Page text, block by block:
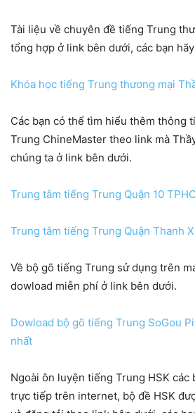
Tài liệu về chuyên đề tiếng Trung
tổng hợp ở link bên dưới, các bạn
Khóa học tiếng Trung thương mại
Các bạn có thể tìm hiểu thêm thông
Trung ChineMaster theo link mà
chúng ta ở link bên dưới.
Trung tâm tiếng Trung Quận 10
Trung tâm tiếng Trung Quận Thanh
Về bộ gõ tiếng Trung sử dụng trên
dowload miễn phí ở link bên dưới.
Dowload bộ gõ tiếng Trung SoGou
nhất
Ngoài ôn luyện tiếng Trung HSK
trực tiếp trên internet, bộ đề HSK